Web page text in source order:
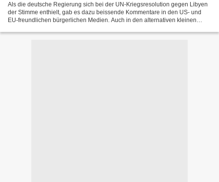
Als die deutsche Regierung sich bei der UN-Kriegsresolution gegen Libyen
der Stimme enthielt, gab es dazu beissende Kommentare in den US- und
EU-freundlichen bürgerlichen Medien. Auch in den alternativen kleinen